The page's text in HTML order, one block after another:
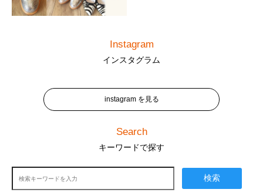
Instagram
インスタグラム
instagram を見る
Search
キーワードで探す
検索